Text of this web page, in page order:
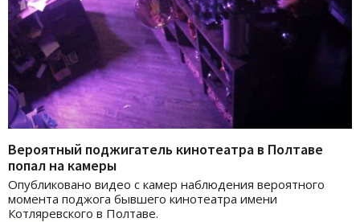
Вероятный поджигатель кинотеатра в Полтаве
попал на камеры
Опубликовано видео с камер наблюдения вероятного
момента поджога бывшего кинотеатра имени
Котляревского в Полтаве.